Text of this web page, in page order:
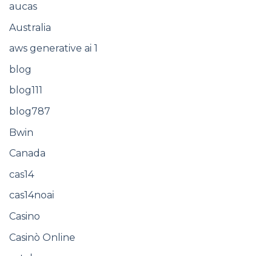
aucas
Australia
aws generative ai 1
blog
blog111
blog787
Bwin
Canada
cas14
cas14noai
Casino
Casinò Online